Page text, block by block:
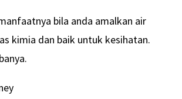
bila anda amalkan air
kimia dan baik untuk kesihatan.